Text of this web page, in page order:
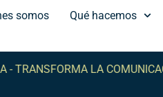
somos Qué hacemos
LA COMUNICACIÓN